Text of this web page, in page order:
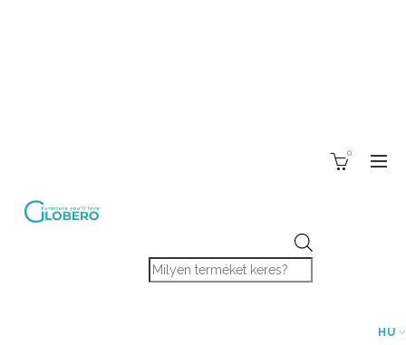
Products search
0
HU